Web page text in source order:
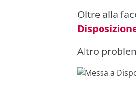
Oltre alla
Altro